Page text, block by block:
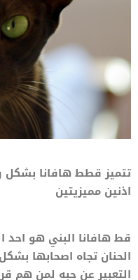
تتميز قطط هافانا
اذنين مميزيتين
قط هافانا البني هو احد
الحنان تجاه اصحابها
التعبير عن حبه لمن هم